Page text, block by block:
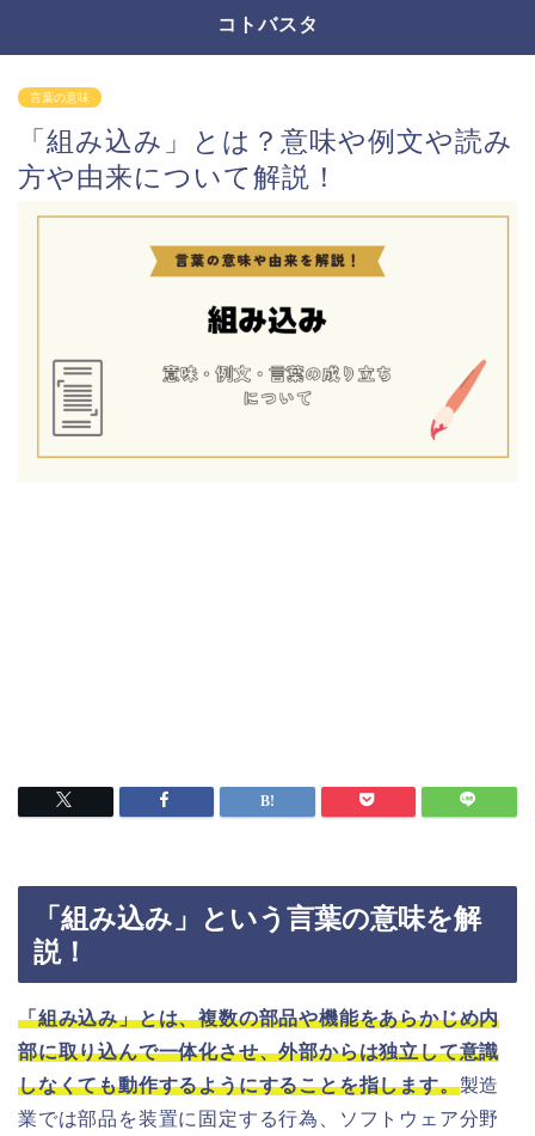
コトバスタ
言葉の意味
「組み込み」とは？意味や例文や読み
方や由来について解説！
「組み込み」という言葉の意味を解
説！
「組み込み」とは、複数の部品や機能をあらかじめ内
部に取り込んで一体化させ、外部からは独立して意識
しなくても動作するようにすることを指します。製造
業では部品を装置に固定する行為、ソフトウェア分野